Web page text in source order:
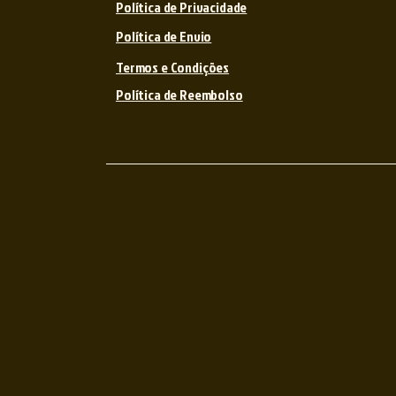
Política de Privacidade
Política de Envio
Termos e Condições
Política de Reembolso